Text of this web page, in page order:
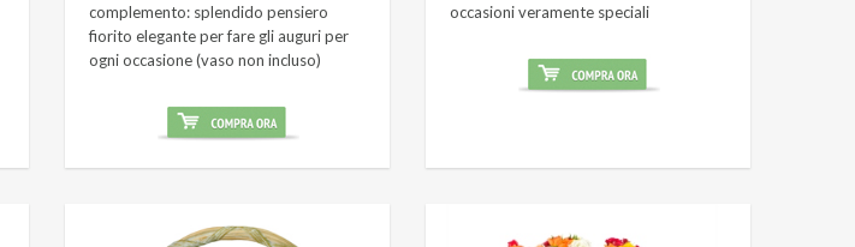
complemento: splendido pensiero
fiorito elegante per fare gli auguri per
ogni occasione (vaso non incluso)
occasioni veramente speciali